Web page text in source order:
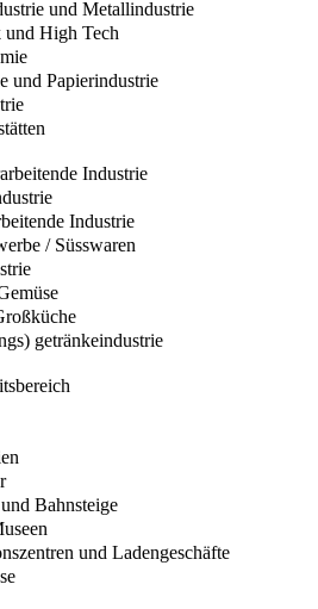
und Metallindustrie
High Tech
und Papierindustrie
Industrie
Industrie
/ Süsswaren
getränkeindustrie
Bahnsteige
und Ladengeschäfte